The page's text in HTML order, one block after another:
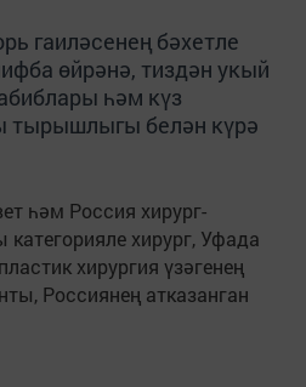
гаиләсенең бәхетле
өйрәнә, тиздән укый
һәм күз
тырышлыгы белән күрә
һәм Россия хирург-
хирург, Уфада
хирургия үзәгенең
Россиянең атказанган